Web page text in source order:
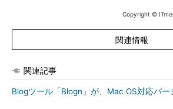
Copyright ©
関連情報
関連記事
Blogツール「Blogn」が、Mac OS対応バー